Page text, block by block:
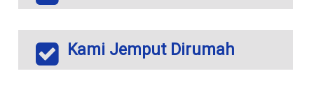
Kami Jemput Dirumah